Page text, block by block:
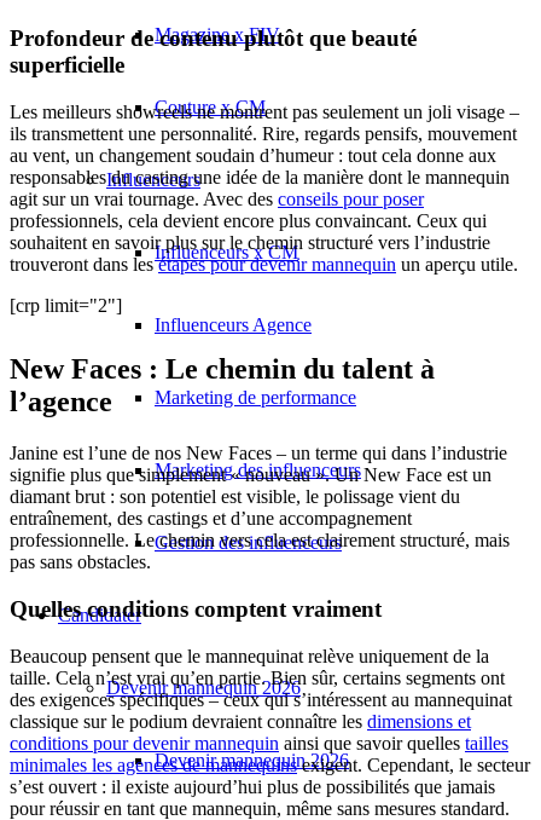
Magazine x FIV
Couture x CM
Influenceurs
Influenceurs x CM
Influenceurs Agence
Marketing de performance
Marketing des influenceurs
Gestion des influenceurs
Candidater
Devenir mannequin 2026
Devenir mannequin 2026
Profondeur de contenu plutôt que beauté
superficielle
Les meilleurs showreels ne montrent pas seulement un joli visage –
ils transmettent une personnalité. Rire, regards pensifs, mouvement
au vent, un changement soudain d’humeur : tout cela donne aux
responsables du casting une idée de la manière dont le mannequin
agit sur un vrai tournage. Avec des conseils pour poser
professionnels, cela devient encore plus convaincant. Ceux qui
souhaitent en savoir plus sur le chemin structuré vers l’industrie
trouveront dans lesétapes pour devenir mannequin un aperçu utile.
[crp limit="2"]
New Faces : Le chemin du talent à
l’agence
Janine est l’une de nos New Faces – un terme qui dans l’industrie
signifie plus que simplement « nouveau ». Un New Face est un
diamant brut : son potentiel est visible, le polissage vient du
entraînement, des castings et d’une accompagnement
professionnelle. Le chemin vers cela est clairement structuré, mais
pas sans obstacles.
Quelles conditions comptent vraiment
Beaucoup pensent que le mannequinat relève uniquement de la
taille. Cela n’est vrai qu’en partie. Bien sûr, certains segments ont
des exigences spécifiques – ceux qui s’intéressent au mannequinat
classique sur le podium devraient connaître les dimensions et
conditions pour devenir mannequin ainsi que savoir quelles tailles
minimales les agences de mannequinsexigent. Cependant, le secteur
s’est ouvert : il existe aujourd’hui plus de possibilités que jamais
pour réussir en tant que mannequin, même sans mesures standard.